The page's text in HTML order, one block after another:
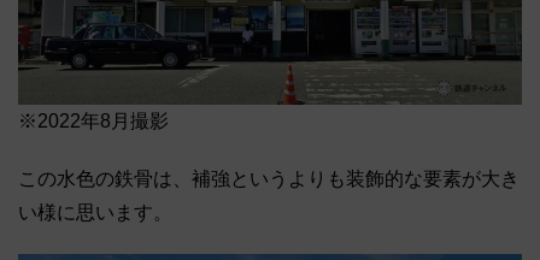
※2022年8月撮影
この水色の鉄骨は、補強というよりも装飾的な要素が大き
い様に思います。